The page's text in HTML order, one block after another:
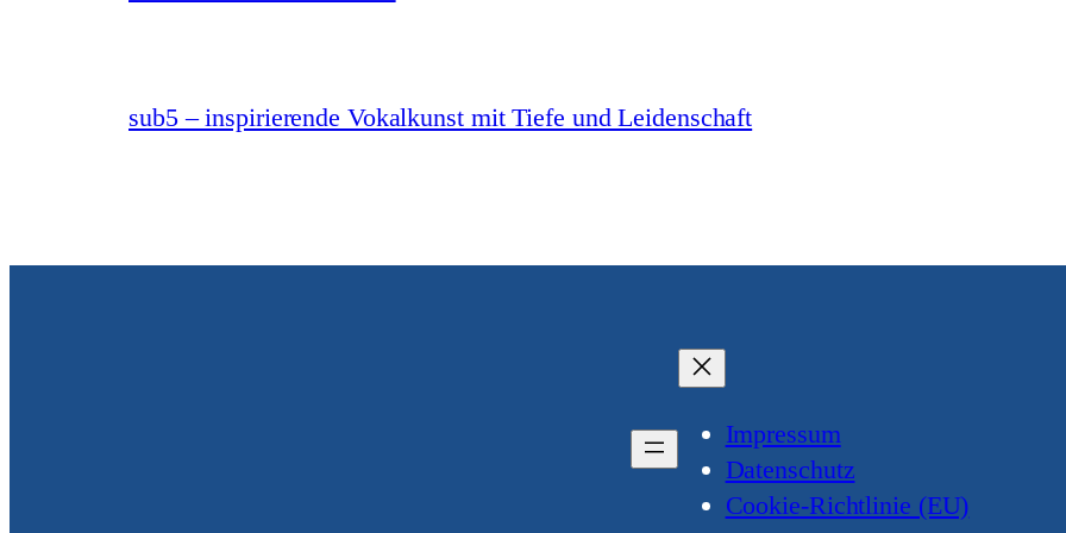
sub5 – inspirierende Vokalkunst mit Tiefe und Leidenschaft
Impressum
Datenschutz
Cookie-Richtlinie (EU)